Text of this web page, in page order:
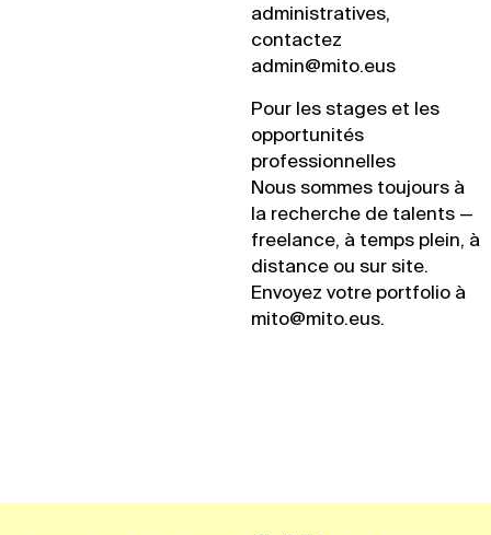
administratives,
contactez
admin@mito.eus
Pour les stages et les
opportunités
professionnelles
Nous sommes toujours à
la recherche de talents —
freelance, à temps plein, à
distance ou sur site.
Envoyez votre portfolio à
mito@mito.eus.